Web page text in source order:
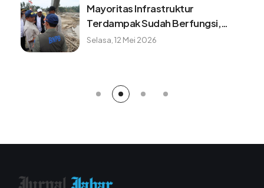
Mayoritas Infrastruktur
Terdampak Sudah Berfungsi,
Konektivitas dan Logistik
Selasa, 12 Mei 2026